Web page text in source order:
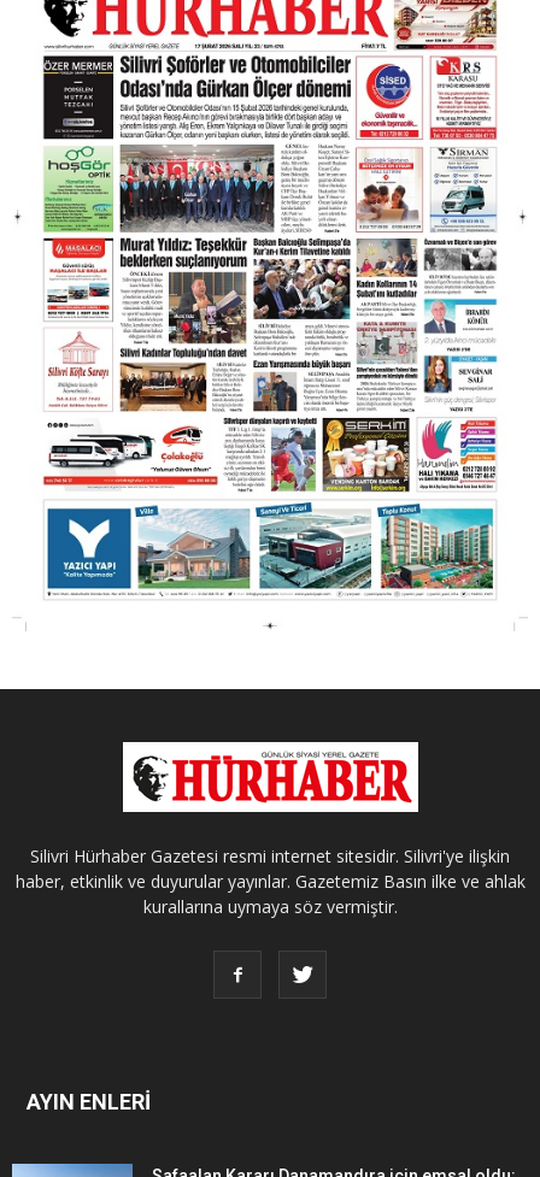
Silivri Hürhaber Gazetesi resmi internet sitesidir. Silivri'ye ilişkin
haber, etkinlik ve duyurular yayınlar. Gazetemiz Basın ilke ve ahlak
kurallarına uymaya söz vermiştir.
AYIN ENLERİ